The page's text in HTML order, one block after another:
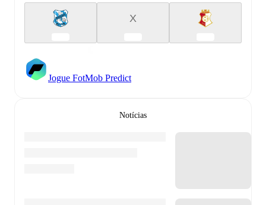
X
Jogue FotMob Predict
Notícias